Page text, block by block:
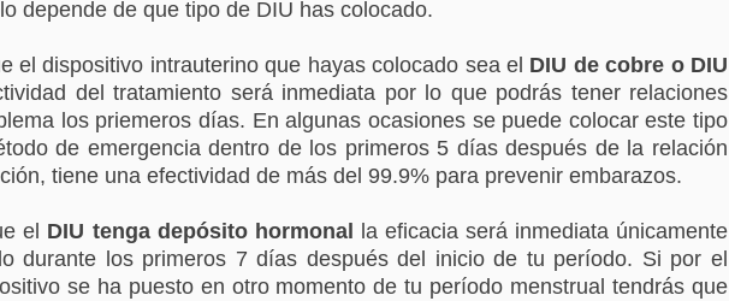
depende de que tipo de DIU has colocado.
el dispositivo intrauterino que hayas colocado sea el DIU de cobre o DIU
del tratamiento será inmediata por lo que podrás tener relaciones
los priemeros días. En algunas ocasiones se puede colocar este tipo
de emergencia dentro de los primeros 5 días después de la relación
tiene una efectividad de más del 99.9% para prevenir embarazos.
el DIU tenga depósito hormonal
la eficacia será inmediata únicamente
durante los primeros 7 días después del inicio de tu período. Si por el
se ha puesto en otro momento de tu período menstrual tendrás que